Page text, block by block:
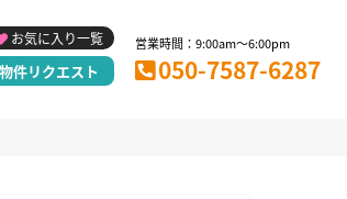
お気に入り一覧
物件リクエスト
営業時間：9:00am～6:00pm
050-7587-6287